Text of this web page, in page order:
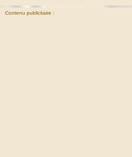
Contenu publicitaire :